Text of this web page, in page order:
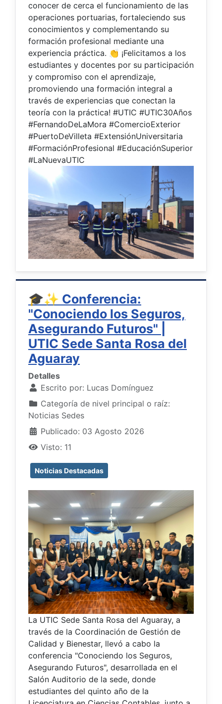
conocer de cerca el funcionamiento de las
operaciones portuarias, fortaleciendo sus
conocimientos y complementando su
formación profesional mediante una
experiencia práctica. 👏 ¡Felicitamos a los
estudiantes y docentes por su participación
y compromiso con el aprendizaje,
promoviendo una formación integral a
través de experiencias que conectan la
teoría con la práctica! #UTIC #UTIC30Años
#FernandoDeLaMora #ComercioExterior
#PuertoDeVilleta #ExtensiónUniversitaria
#FormaciónProfesional #EducaciónSuperior
#LaNuevaUTIC
🎓✨ Conferencia:
"Conociendo los Seguros,
Asegurando Futuros" |
UTIC Sede Santa Rosa del
Aguaray
Detalles
Escrito por: Lucas Domínguez
Categoría de nivel principal o raíz:
Noticias Sedes
Publicado: 03 Agosto 2026
Visto: 11
Noticias Destacadas
La UTIC Sede Santa Rosa del Aguaray, a
través de la Coordinación de Gestión de
Calidad y Bienestar, llevó a cabo la
conferencia "Conociendo los Seguros,
Asegurando Futuros", desarrollada en el
Salón Auditorio de la sede, donde
estudiantes del quinto año de la